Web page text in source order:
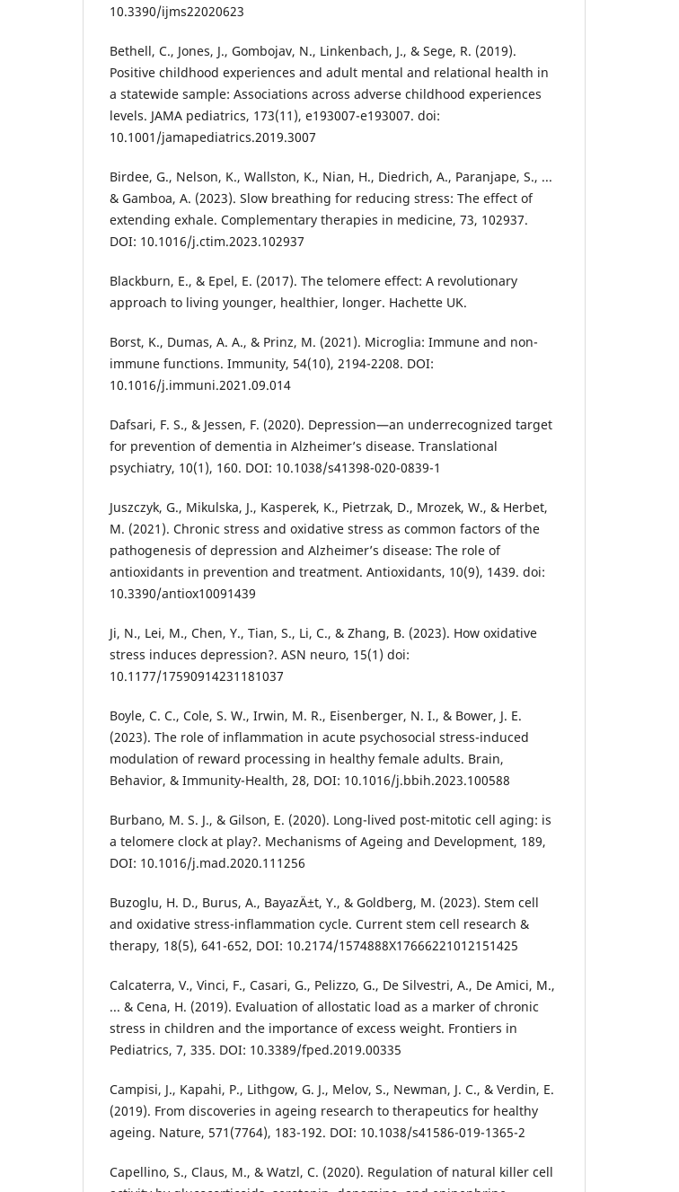
10.3390/ijms22020623
Bethell, C., Jones, J., Gombojav, N., Linkenbach, J., & Sege, R. (2019).
Positive childhood experiences and adult mental and relational health in
a statewide sample: Associations across adverse childhood experiences
levels. JAMA pediatrics, 173(11), e193007-e193007. doi:
10.1001/jamapediatrics.2019.3007
Birdee, G., Nelson, K., Wallston, K., Nian, H., Diedrich, A., Paranjape, S., ...
& Gamboa, A. (2023). Slow breathing for reducing stress: The effect of
extending exhale. Complementary therapies in medicine, 73, 102937.
DOI: 10.1016/j.ctim.2023.102937
Blackburn, E., & Epel, E. (2017). The telomere effect: A revolutionary
approach to living younger, healthier, longer. Hachette UK.
Borst, K., Dumas, A. A., & Prinz, M. (2021). Microglia: Immune and non-
immune functions. Immunity, 54(10), 2194-2208. DOI:
10.1016/j.immuni.2021.09.014
Dafsari, F. S., & Jessen, F. (2020). Depression—an underrecognized target
for prevention of dementia in Alzheimer’s disease. Translational
psychiatry, 10(1), 160. DOI: 10.1038/s41398-020-0839-1
Juszczyk, G., Mikulska, J., Kasperek, K., Pietrzak, D., Mrozek, W., & Herbet,
M. (2021). Chronic stress and oxidative stress as common factors of the
pathogenesis of depression and Alzheimer’s disease: The role of
antioxidants in prevention and treatment. Antioxidants, 10(9), 1439. doi:
10.3390/antiox10091439
Ji, N., Lei, M., Chen, Y., Tian, S., Li, C., & Zhang, B. (2023). How oxidative
stress induces depression?. ASN neuro, 15(1) doi:
10.1177/17590914231181037
Boyle, C. C., Cole, S. W., Irwin, M. R., Eisenberger, N. I., & Bower, J. E.
(2023). The role of inflammation in acute psychosocial stress-induced
modulation of reward processing in healthy female adults. Brain,
Behavior, & Immunity-Health, 28, DOI: 10.1016/j.bbih.2023.100588
Burbano, M. S. J., & Gilson, E. (2020). Long-lived post-mitotic cell aging: is
a telomere clock at play?. Mechanisms of Ageing and Development, 189,
DOI: 10.1016/j.mad.2020.111256
Buzoglu, H. D., Burus, A., BayazÄ±t, Y., & Goldberg, M. (2023). Stem cell
and oxidative stress-inflammation cycle. Current stem cell research &
therapy, 18(5), 641-652, DOI: 10.2174/1574888X17666221012151425
Calcaterra, V., Vinci, F., Casari, G., Pelizzo, G., De Silvestri, A., De Amici, M.,
... & Cena, H. (2019). Evaluation of allostatic load as a marker of chronic
stress in children and the importance of excess weight. Frontiers in
Pediatrics, 7, 335. DOI: 10.3389/fped.2019.00335
Campisi, J., Kapahi, P., Lithgow, G. J., Melov, S., Newman, J. C., & Verdin, E.
(2019). From discoveries in ageing research to therapeutics for healthy
ageing. Nature, 571(7764), 183-192. DOI: 10.1038/s41586-019-1365-2
Capellino, S., Claus, M., & Watzl, C. (2020). Regulation of natural killer cell